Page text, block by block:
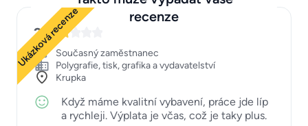
recenze
Ukázková recenze
2
Současný zaměstnanec
Polygrafie, tisk, grafika a vydavatelství
Krupka
Když máme kvalitní vybavení, práce jde líp
a rychleji. Výplata je včas, což je taky plus.